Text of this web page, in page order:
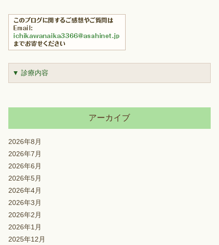
▼ 診療内容
アーカイブ
2026年8月
2026年7月
2026年6月
2026年5月
2026年4月
2026年3月
2026年2月
2026年1月
2025年12月